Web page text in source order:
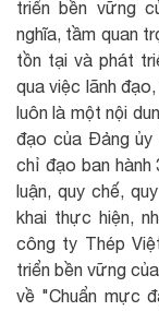
triển bền vững
nghĩa, tầm quan
tồn tại và phát
qua việc lãnh
luôn là một nội
đạo của Đảng ủy
chỉ đạo ban hành
luận, quy chế,
khai thực hiện,
công ty Thép
triển bền vững
về "Chuẩn mực